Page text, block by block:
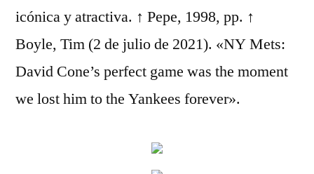
icónica y atractiva. ↑ Pepe, 1998, pp. ↑
Boyle, Tim (2 de julio de 2021). «NY Mets:
David Cone’s perfect game was the moment
we lost him to the Yankees forever».